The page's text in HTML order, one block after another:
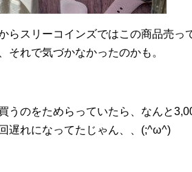
らスリーコインズではこの商品売っ
れで気づかなかったのかも。
うのをためらっていたら、なんと
遅れになってたじゃん、、(;^ω^)